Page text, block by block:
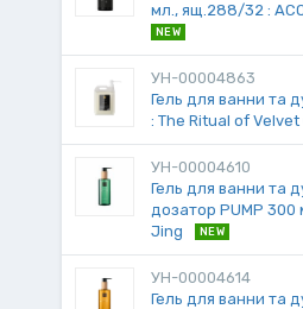
мл., ящ.288/32 :
NEW
УН-00004863
Гель для ванни та
: The Ritual of Velvet
УН-00004610
Гель для ванни та
дозатор PUMP 300
Jing
NEW
УН-00004614
Гель для ванни та